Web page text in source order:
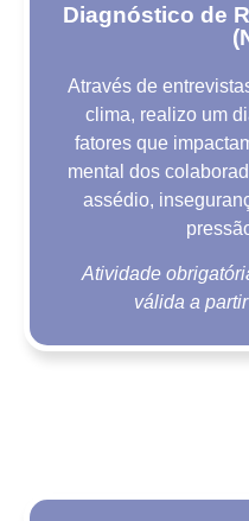
Diagnóstico de
Através de
clima, realizo um
fatores que
mental dos
assédio,
Atividade
válida a